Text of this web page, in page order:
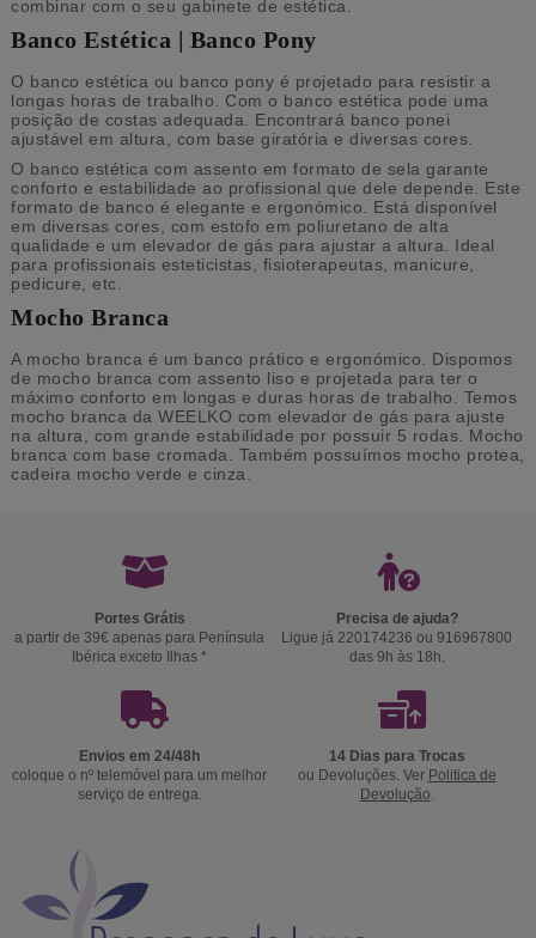
combinar com o seu gabinete de estética.
Banco Estética | Banco Pony
O banco estética ou banco pony é projetado para resistir a
longas horas de trabalho. Com o banco estética pode uma
posição de costas adequada. Encontrará banco ponei
ajustável em altura, com base giratória e diversas cores.
O banco estética com assento em formato de sela garante
conforto e estabilidade ao profissional que dele depende. Este
formato de banco é elegante e ergonómico. Está disponível
em diversas cores, com estofo em poliuretano de alta
qualidade e um elevador de gás para ajustar a altura. Ideal
para profissionais esteticistas, fisioterapeutas, manicure,
pedicure, etc.
Mocho Branca
A mocho branca é um banco prático e ergonómico. Dispomos
de mocho branca com assento liso e projetada para ter o
máximo conforto em longas e duras horas de trabalho. Temos
mocho branca da WEELKO com elevador de gás para ajuste
na altura, com grande estabilidade por possuir 5 rodas. Mocho
branca com base cromada. Também possuímos mocho protea,
cadeira mocho verde e cinza.
Portes Grátis
a partir de 39€ apenas para Península
Ibérica exceto Ilhas *
Precisa de ajuda?
Ligue já 220174236 ou 916967800
das 9h às 18h.
Envios em 24/48h
coloque o nº telemóvel para um melhor
serviço de entrega.
14 Dias para Trocas
ou Devoluções. Ver Politica de
Devolução